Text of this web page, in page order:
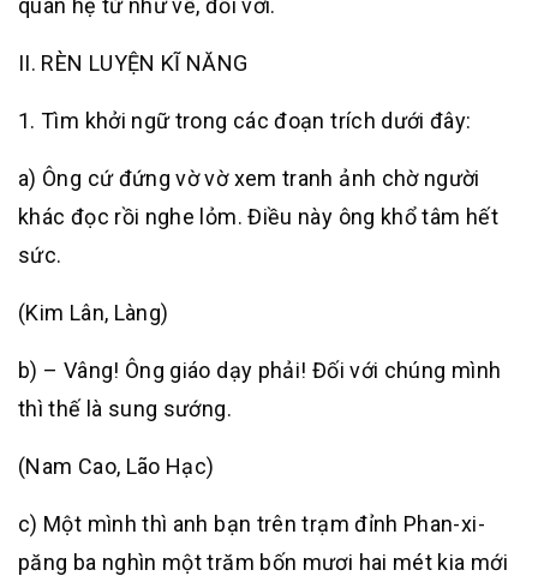
quan hệ từ như về, đối với.
II. RÈN LUYỆN KĨ NĂNG
1. Tìm khởi ngữ trong các đoạn trích dưới đây:
a) Ông cứ đứng vờ vờ xem tranh ảnh chờ người
khác đọc rồi nghe lỏm. Điều này ông khổ tâm hết
sức.
(Kim Lân, Làng)
b) – Vâng! Ông giáo dạy phải! Đối với chúng mình
thì thế là sung sướng.
(Nam Cao, Lão Hạc)
c) Một mình thì anh bạn trên trạm đỉnh Phan-xi-
păng ba nghìn một trăm bốn mươi hai mét kia mới